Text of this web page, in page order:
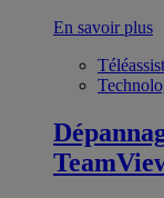
En savoir plus